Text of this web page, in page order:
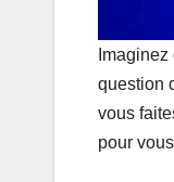
question
vous
pour